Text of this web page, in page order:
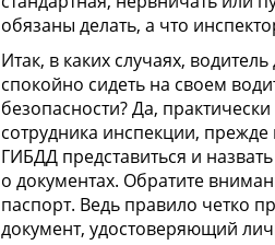
обязаны делать, а что
Итак, в каких случаях,
спокойно сидеть на своем
безопасности? Да,
сотрудника инспекции,
ГИБДД представиться и
о документах. Обратите
паспорт. Ведь правило четко
документ, удостоверяющий